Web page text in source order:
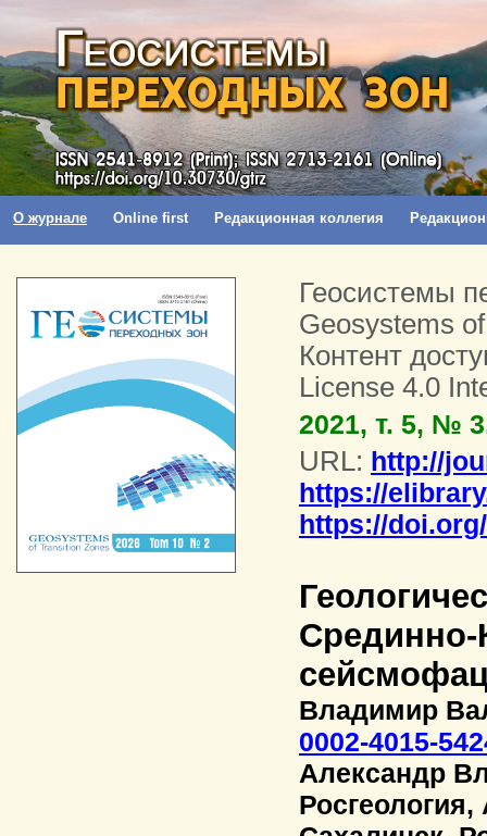
О журнале Online first Редакционная коллегия
Геосистемы
Geosystems
Контент
License 4.0
2021, т. 5, №
URL: http://
https://
https://
Срединно-
Владимир
0002-4015-
Александр